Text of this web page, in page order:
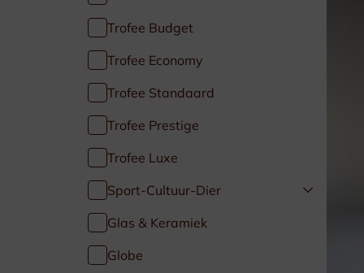
Specials
Voetbal
Paardensport
Trofee Budget
Trofee Economy
Trofee Standaard
Trofee Prestige
Trofee Luxe
Sport-Cultuur-Dier
Glas & Keramiek
Globe